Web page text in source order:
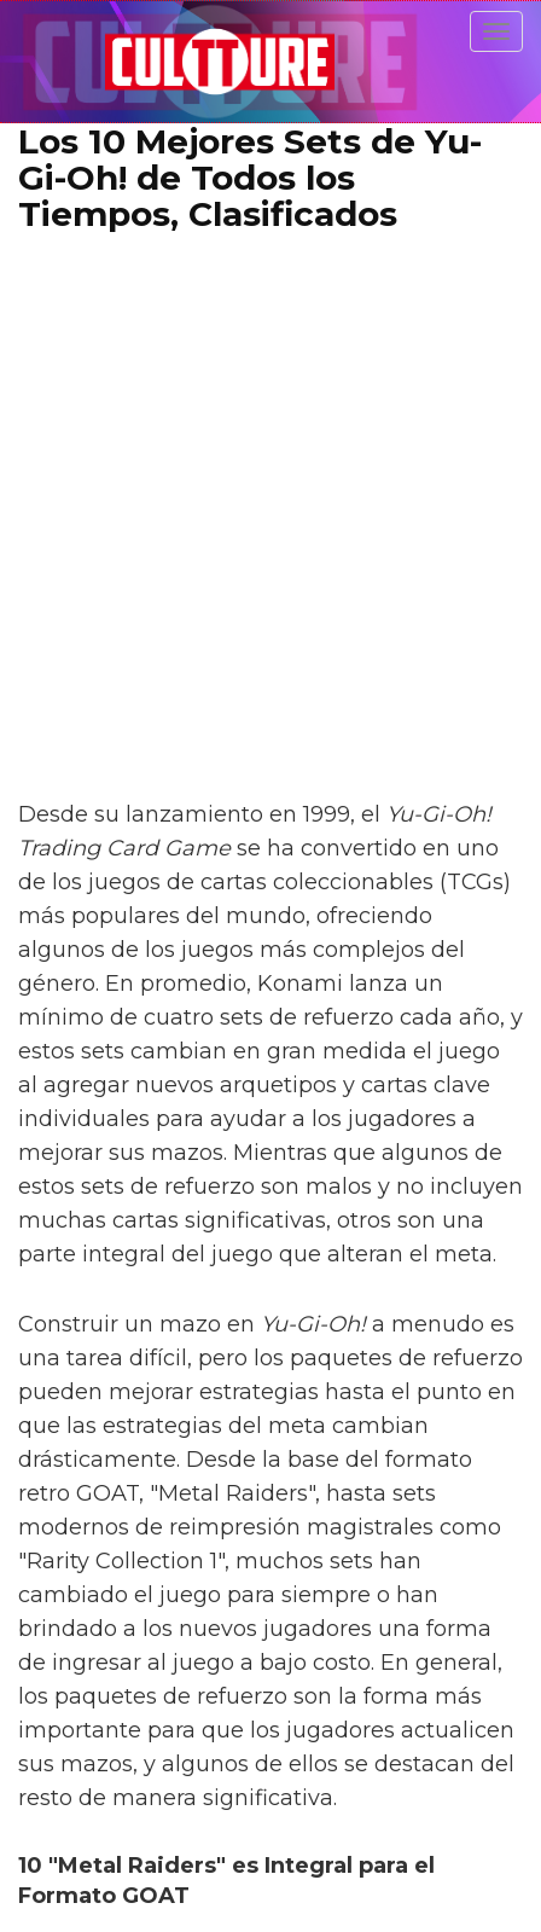
Los 10 Mejores Sets de Yu-
Gi-Oh! de Todos los
Tiempos, Clasificados
Desde su lanzamiento en 1999, el
Yu-Gi-Oh!
Trading Card Gamese ha convertido en uno
de los juegos de cartas coleccionables (TCGs)
más populares del mundo, ofreciendo
algunos de los juegos más complejos del
género. En promedio, Konami lanza un
mínimo de cuatro sets de refuerzo cada año, y
estos sets cambian en gran medida el juego
al agregar nuevos arquetipos y cartas clave
individuales para ayudar a los jugadores a
mejorar sus mazos. Mientras que algunos de
estos sets de refuerzo son malos y no incluyen
muchas cartas significativas, otros son una
parte integral del juego que alteran el meta.
Construir un mazo en Yu-Gi-Oh!a menudo es
una tarea difícil, pero los paquetes de refuerzo
pueden mejorar estrategias hasta el punto en
que las estrategias del meta cambian
drásticamente. Desde la base del formato
retro GOAT, "Metal Raiders", hasta sets
modernos de reimpresión magistrales como
"Rarity Collection 1", muchos sets han
cambiado el juego para siempre o han
brindado a los nuevos jugadores una forma
de ingresar al juego a bajo costo. En general,
los paquetes de refuerzo son la forma más
importante para que los jugadores actualicen
sus mazos, y algunos de ellos se destacan del
resto de manera significativa.
10 "Metal Raiders" es Integral para el
Formato GOAT